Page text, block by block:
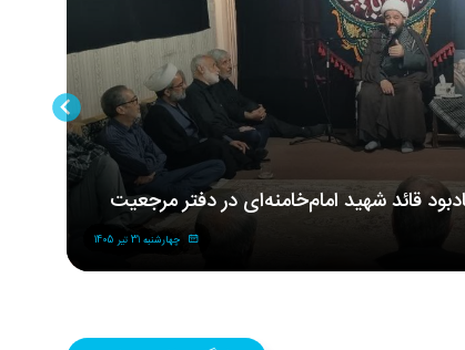
قائد شهید امام‌خامنه‌ای در دفتر مرجعیت
چهارشنبه 31 تیر 1405